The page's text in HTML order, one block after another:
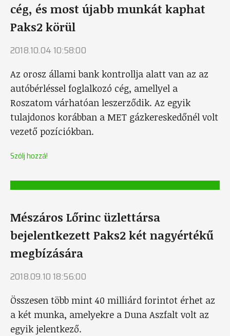
cég, és most újabb munkát kaphat
Paks2 körül
2018.10.04 10:58:00
Az orosz állami bank kontrollja alatt van az az
autóbérléssel foglalkozó cég, amellyel a
Roszatom várhatóan leszerződik. Az egyik
tulajdonos korábban a MET gázkereskedőnél volt
vezető pozíciókban.
Szólj hozzá!
Mészáros Lőrinc üzlettársa
bejelentkezett Paks2 két nagyértékű
megbízására
2018.09.10 18:56:00
Összesen több mint 40 milliárd forintot érhet az
a két munka, amelyekre a Duna Aszfalt volt az
egyik jelentkező.